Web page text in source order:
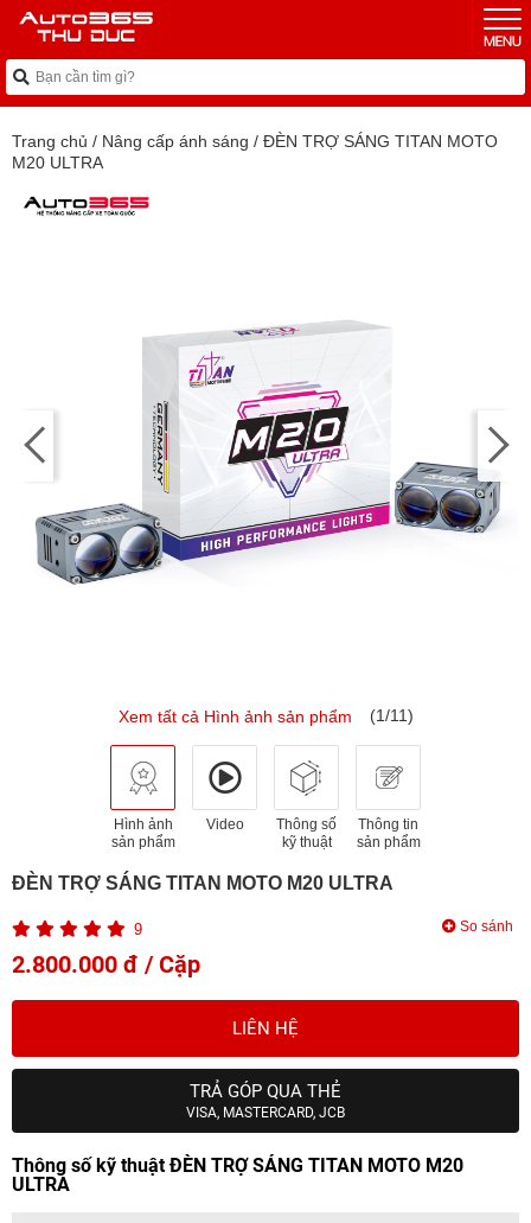
Trang chủ / Nâng cấp ánh sáng / ĐÈN TRỢ SÁNG TITAN MOTO
M20 ULTRA
Xem tất cả Hình ảnh sản phẩm (1/11)
Hình ảnh
sản phẩm
Video
Thông số
kỹ thuật
Thông tin
sản phẩm
ĐÈN TRỢ SÁNG TITAN MOTO M20 ULTRA
9 So sánh
2.800.000 đ / Cặp
LIÊN HỆ
TRẢ GÓP QUA THẺ
VISA, MASTERCARD, JCB
Thông số kỹ thuật ĐÈN TRỢ SÁNG TITAN MOTO M20
ULTRA